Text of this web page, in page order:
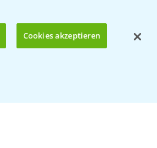
Cookies akzeptieren